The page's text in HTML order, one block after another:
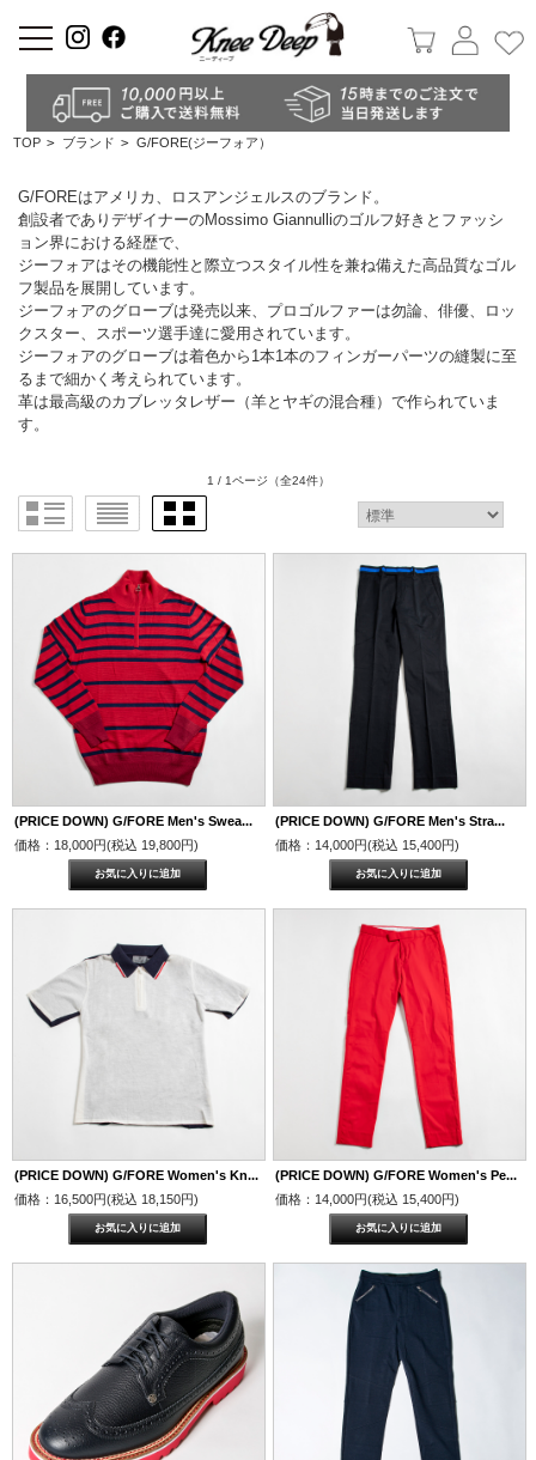
a
TOP > ブランド > G/FORE(ジーフォア）
G/FOREはアメリカ、ロスアンジェルスのブランド。
創設者でありデザイナーのMossimo Giannulliのゴルフ好きとファッシ
ョン界における経歴で、
ジーフォアはその機能性と際立つスタイル性を兼ね備えた高品質なゴル
フ製品を展開しています。
ジーフォアのグローブは発売以来、プロゴルファーは勿論、俳優、ロッ
クスター、スポーツ選手達に愛用されています。
ジーフォアのグローブは着色から1本1本のフィンガーパーツの縫製に至
るまで細かく考えられています。
革は最高級のカブレッタレザー（羊とヤギの混合種）で作られていま
す。
1 / 1ページ （全24件）
(PRICE DOWN) G/FORE Men's Swea...
価格：18,000円(税込 19,800円)
(PRICE DOWN) G/FORE Men's Stra...
価格：14,000円(税込 15,400円)
(PRICE DOWN) G/FORE Women's Kn...
価格：16,500円(税込 18,150円)
(PRICE DOWN) G/FORE Women's Pe...
価格：14,000円(税込 15,400円)